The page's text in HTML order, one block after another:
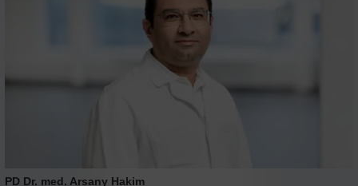
PD Dr. med. Arsany Hakim